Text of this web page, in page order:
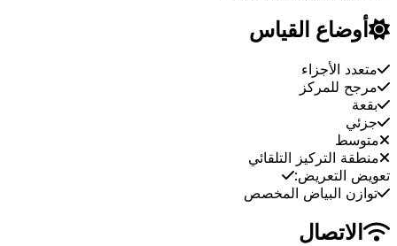
أوضاع القياس
متعدد الأجزاء
مرجح للمركز
بقعة
جزئي
متوسط
منطقة التركيز التلقائي
تعويض التعريض:
توازن البياض المخصص
الاتصال